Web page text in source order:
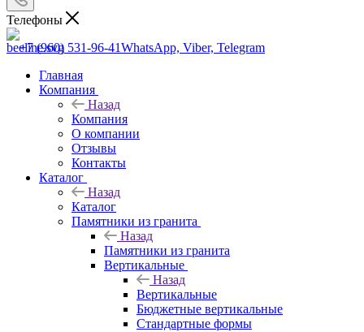
Телефоны
+7 (960) 531-96-41WhatsApp, Viber, Telegram
Главная
Компания
Назад
Компания
О компании
Отзывы
Контакты
Каталог
Назад
Каталог
Памятники из гранита
Назад
Памятники из гранита
Вертикальные
Назад
Вертикальные
Бюджетные вертикальные
Стандартные формы